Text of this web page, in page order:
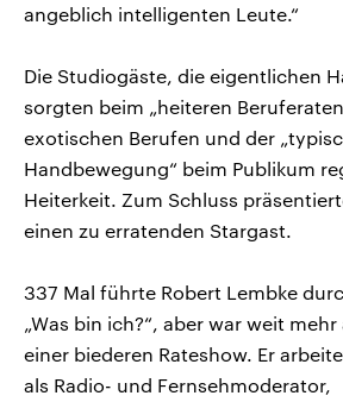
angeblich intelligenten Leute.“
Die Studiogäste, die eigentlichen
sorgten beim „heiteren
exotischen Berufen und der
Handbewegung“ beim Publikum
Heiterkeit. Zum Schluss
einen zu erratenden Stargast.
337 Mal führte Robert Lembke
„Was bin ich?“, aber war weit
einer biederen Rateshow. Er
als Radio- und Fernsehmoderator,